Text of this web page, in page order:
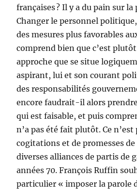
françaises ? Il y a du pain sur la
Changer le personnel
des mesures plus favorables
comprend bien que c’est
approche que se situe
aspirant, lui et son courant
des responsabilités
encore faudrait-il alors
qui est faisable, et puis
n’a pas été fait plutôt. Ce n’est
cogitations et de promesses
diverses alliances de partis de
années 70. François Ruffin
particulier « imposer la parole